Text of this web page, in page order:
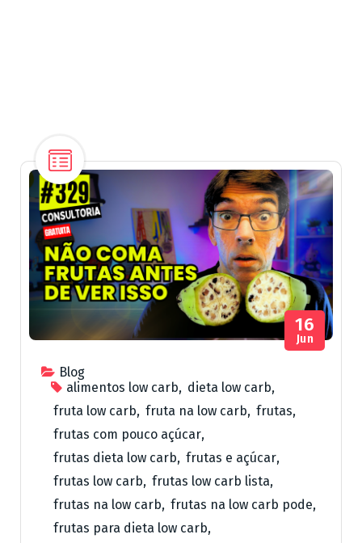
Blog
alimentos low carb, dieta low carb,
fruta low carb, fruta na low carb, frutas,
frutas com pouco açúcar,
frutas dieta low carb, frutas e açúcar,
frutas low carb, frutas low carb lista,
frutas na low carb, frutas na low carb pode,
frutas para dieta low carb,
16
Jun